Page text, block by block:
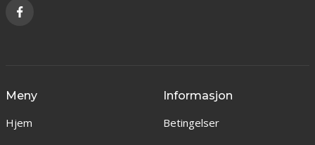
Meny
Hjem
Informasjon
Betingelser